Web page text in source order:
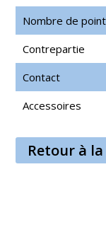
Nombre de point
Contrepartie
Contact
Accessoires
Retour à